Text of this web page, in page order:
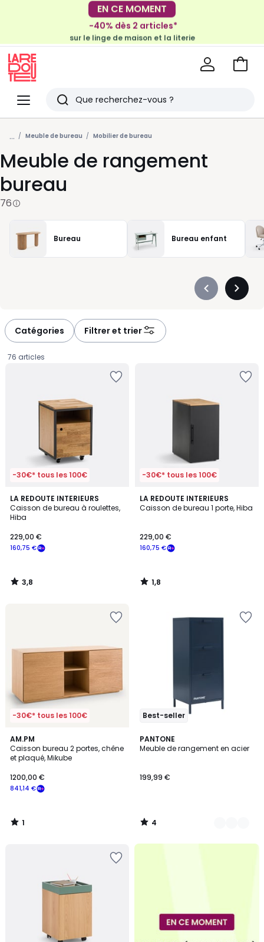
EN CE MOMENT
-30€ tous les 100€*
sur le meuble & la déco
-40% dès 2 articles*
sur le linge de maison et la literie
Menu
Redoute
Rechercher
Derniers
articles
vus
Voir
... Meuble de bureau Mobilier de bureau
Meuble de rangement
bureau
76
Bureau Bureau enfant
Précédent
Catégories Filtrer et trier
76 articles
-30€* tous les 100€
LA REDOUTE INTERIEURS
Caisson de bureau à roulettes,
Hiba
€
souscrivez
notre
programme
place
160,75
160,75 €
229,00 €
3,8
/ 5
3,8
/
-30€* tous les 100€
LA REDOUTE INTERIEURS
Caisson de bureau 1 porte, Hiba
160,75 €
229,00 €
1,8
/
1,8
/
-30€* tous les 100€
AM.PM
Caisson bureau 2 portes, chêne
et plaqué, Mikube
841,14 €
1200,00 €
1
/
5
1
/
Best-seller
PANTONE
Meuble de rangement en acier
199,99 €
4
/
5
Couleurs
4
/